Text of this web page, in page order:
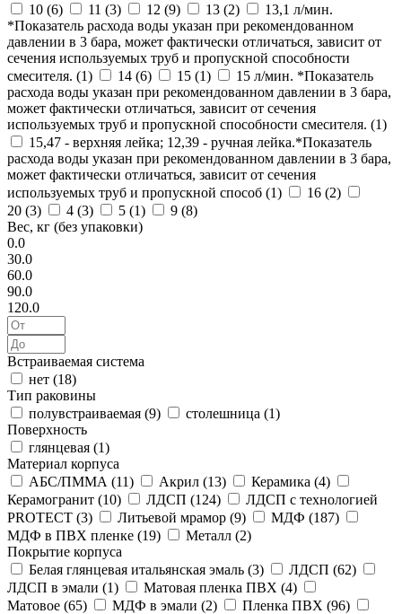
10 (6) 11 (3) 12 (9) 13 (2)
13,1 л/мин.
*Показатель расхода воды указан при рекомендованном
давлении в 3 бара, может фактически отличаться, зависит от
сечения используемых труб и пропускной способности
смесителя. (1) 14 (6) 15 (1)
15 л/мин. *Показатель
расхода воды указан при рекомендованном давлении в 3 бара,
может фактически отличаться, зависит от сечения
используемых труб и пропускной способности смесителя. (1)
15,47 - верхняя лейка; 12,39 - ручная лейка.*Показатель
расхода воды указан при рекомендованном давлении в 3 бара,
может фактически отличаться, зависит от сечения
используемых труб и пропускной способ (1) 16 (2)
20 (3) 4 (3) 5 (1) 9 (8)
Вес, кг (без упаковки)
0.0
30.0
60.0
90.0
120.0
Встраиваемая система
нет (18)
Тип раковины
полувстраиваемая (9) столешница (1)
Поверхность
глянцевая (1)
Материал корпуса
АБС/ПММА (11) Акрил (13) Керамика (4)
Керамогранит (10) ЛДСП (124)
ЛДСП с технологией
PROTECT (3) Литьевой мрамор (9) МДФ (187)
МДФ в ПВХ пленке (19) Металл (2)
Покрытие корпуса
Белая глянцевая итальянская эмаль (3) ЛДСП (62)
ЛДСП в эмали (1) Матовая пленка ПВХ (4)
Матовое (65) МДФ в эмали (2) Пленка ПВХ (96)